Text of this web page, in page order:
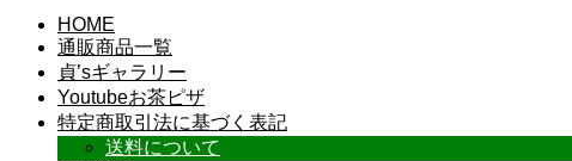
HOME
通販商品一覧
貞’sギャラリー
Youtubeお茶ピザ
特定商取引法に基づく表記
送料について